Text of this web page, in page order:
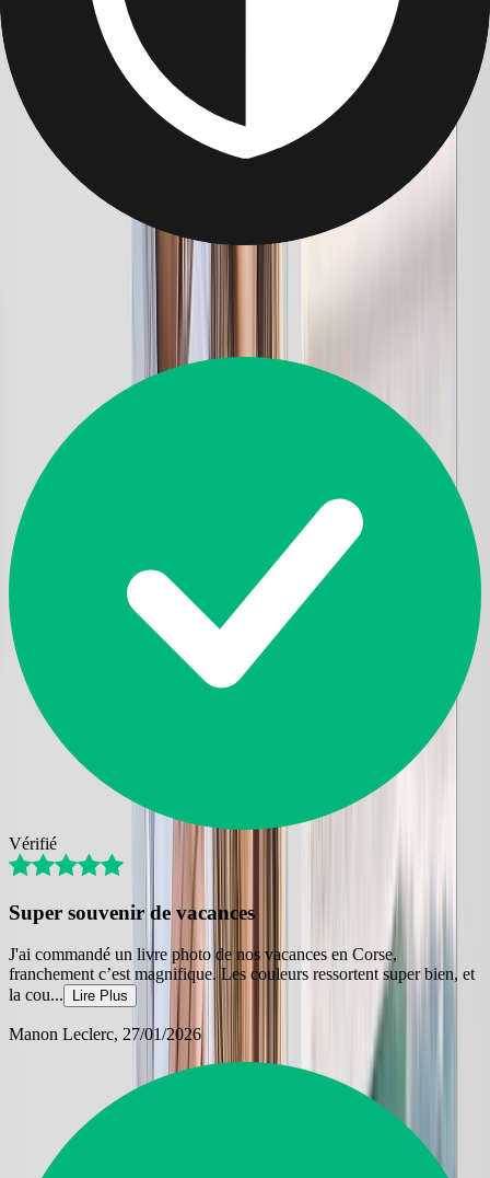
Affiches Posters Photo
Gâtez Maman avec ses plus belles photos exposées en grand ! Idéal
pour donner un brin de nouveauté à la maison.
à partir de
Acheter des Cartes-cadeaux
Avis clientèle
Vérifié
Super souvenir de vacances
J'ai commandé un livre photo de nos vacances en Corse,
franchement c’est magnifique. Les couleurs ressortent super bien, et
la cou... Lire Plus
Manon Leclerc, 27/01/2026